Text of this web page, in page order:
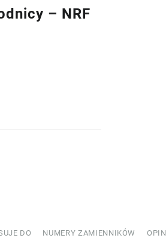
– NRF
DO NUMERY ZAMIENNIKÓW